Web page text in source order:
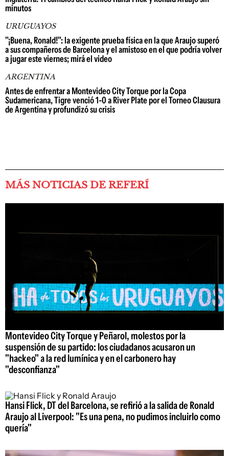
minutos
URUGUAYOS
"¡Buena, Ronald!": la exigente prueba física en la que Araujo superó
a sus compañeros de Barcelona y el amistoso en el que podría volver
a jugar este viernes; mirá el video
ARGENTINA
Antes de enfrentar a Montevideo City Torque por la Copa
Sudamericana, Tigre venció 1-0 a River Plate por el Torneo Clausura
de Argentina y profundizó su crisis
MÁS NOTICIAS DE REFERÍ
Montevideo City Torque y Peñarol, molestos por la
suspensión de su partido: los ciudadanos acusaron un
"hackeo" a la red lumínica y en el carbonero hay
"desconfianza"
Hansi Flick, DT del Barcelona, se refirió a la salida de Ronald
Araujo al Liverpool: "Es una pena, no pudimos incluirlo como
quería"